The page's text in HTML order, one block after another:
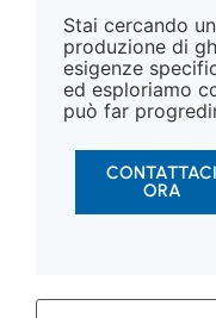
Stai cercando
produzione di
esigenze
ed esploriamo
può far
CONTATTACI
ORA